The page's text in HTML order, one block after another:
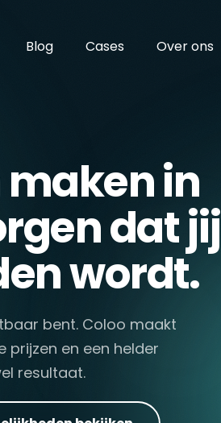
Blog Cases Over ons
in
dat jij
wordt.
bent. Coloo maakt
en een helder
resultaat.